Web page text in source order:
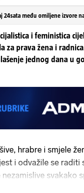
24sata među omiljene izvore
i feministica
za prava žena i
jednog dana u
hrabre i smjele
i odvažile se raditi
svakako